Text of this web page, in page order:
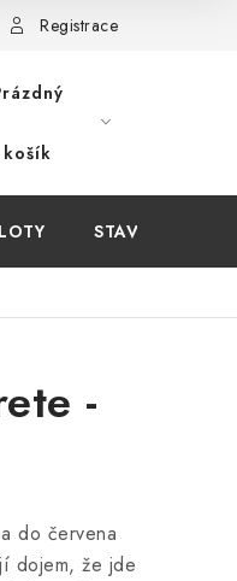
OBCHODNÍ
Registrace
košík
STAVEBNÍ
-
do červena
dojem, že jde